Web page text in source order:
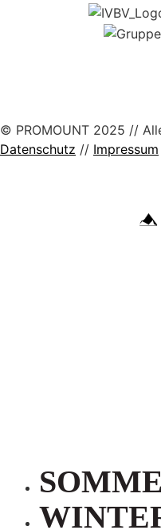
© PROMOUNT 2025 //
Datenschutz // Impressum